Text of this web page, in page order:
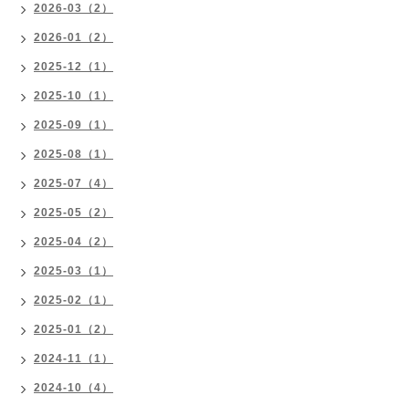
2026-03（2）
2026-01（2）
2025-12（1）
2025-10（1）
2025-09（1）
2025-08（1）
2025-07（4）
2025-05（2）
2025-04（2）
2025-03（1）
2025-02（1）
2025-01（2）
2024-11（1）
2024-10（4）